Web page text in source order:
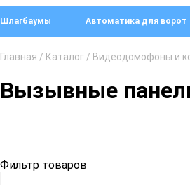
Шлагбаумы Автоматика для ворот
Главная / Каталог / Видеодомофоны и
Вызывные
Фильтр товаров